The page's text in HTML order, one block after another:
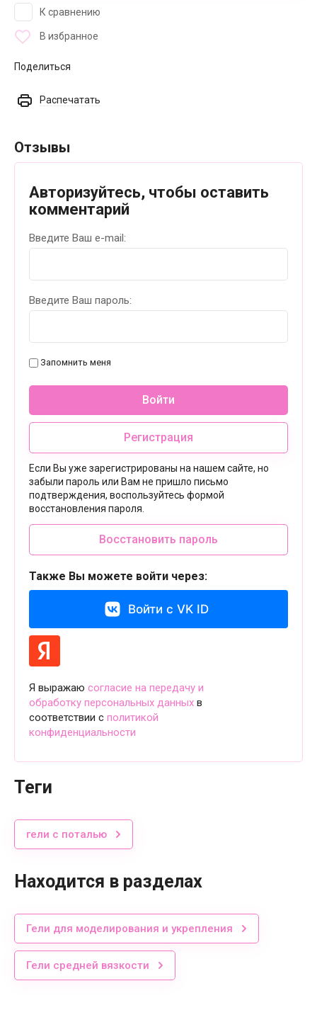
К сравнению
В избранное
Поделиться
Распечатать
Отзывы
Авторизуйтесь, чтобы оставить
комментарий
Введите Ваш e-mail:
Введите Ваш пароль:
Запомнить меня
Войти
Регистрация
Если Вы уже зарегистрированы на нашем сайте, но
забыли пароль или Вам не пришло письмо
подтверждения, воспользуйтесь формой
восстановления пароля.
Восстановить пароль
Также Вы можете войти через:
Войти с VK ID
Я выражаю согласие на передачу и
обработку персональных данных в
соответствии с политикой
конфиденциальности
теги
гели с поталью
Находится в разделах
Гели для моделирования и укрепления
Гели средней вязкости